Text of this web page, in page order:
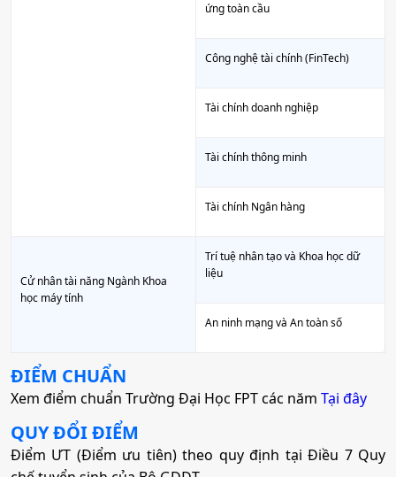
ứng toàn cầu
Công nghệ tài chính (FinTech)
Tài chính doanh nghiệp
Tài chính thông minh
Tài chính Ngân hàng
Cử nhân tài năng Ngành Khoa
học máy tính
Trí tuệ nhân tạo và Khoa học dữ
liệu
An ninh mạng và An toàn số
ĐIỂM CHUẨN
Xem điểm chuẩn Trường Đại Học FPT các năm Tại đây
QUY ĐỔI ĐIỂM
Điểm ƯT (Điểm ưu tiên) theo quy định tại Điều 7 Quy